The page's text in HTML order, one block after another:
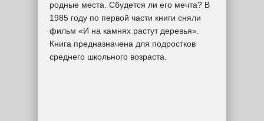
родные места. Сбудется ли его мечта? В
1985 году по первой части книги сняли
фильм «И на камнях растут деревья».
Книга предназначена для подростков
среднего школьного возраста.